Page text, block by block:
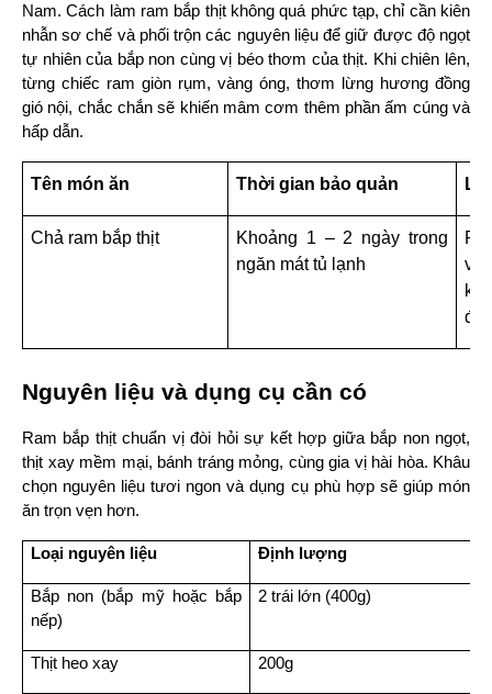
Nam. Cách làm ram bắp thịt không quá phức tạp, chỉ cần kiên
nhẫn sơ chế và phối trộn các nguyên liệu để giữ được độ ngọt
tự nhiên của bắp non cùng vị béo thơm của thịt. Khi chiên lên,
từng chiếc ram giòn rụm, vàng óng, thơm lừng hương đồng
gió nội, chắc chắn sẽ khiến mâm cơm thêm phần ấm cúng và
hấp dẫn.
Tên món ăn Thời gian bảo quản
Chả ram bắp thịt
Khoảng 1 – 2 ngày trong
ngăn mát tủ lạnh
Nguyên liệu và dụng cụ cần có
Ram bắp thịt chuẩn vị đòi hỏi sự kết hợp giữa bắp non ngọt,
thịt xay mềm mại, bánh tráng mỏng, cùng gia vị hài hòa. Khâu
chọn nguyên liệu tươi ngon và dụng cụ phù hợp sẽ giúp món
ăn trọn vẹn hơn.
Loại nguyên liệu Định lượng
Bắp non (bắp mỹ hoặc bắp
nếp)
2 trái lớn (400g)
Thịt heo xay 200g